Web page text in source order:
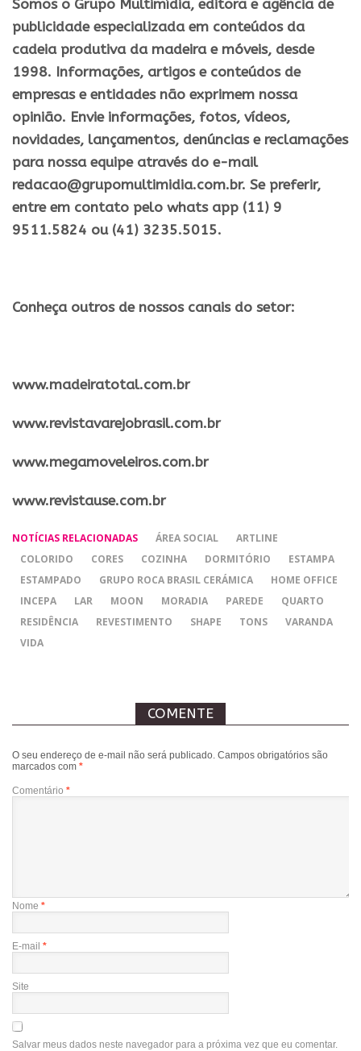
Somos o Grupo Multimídia, editora e agência de
publicidade especializada em conteúdos da
cadeia produtiva da madeira e móveis, desde
1998. Informações, artigos e conteúdos de
empresas e entidades não exprimem nossa
opinião. Envie informações, fotos, vídeos,
novidades, lançamentos, denúncias e reclamações
para nossa equipe através do e-mail
redacao@grupomultimidia.com.br. Se preferir,
entre em contato pelo whats app (11) 9
9511.5824 ou (41) 3235.5015.
Conheça outros de nossos canais do setor:
​www.madeiratotal.com.br
www.revistavarejobrasil.com.br
www.megamoveleiros.com.br
www.revistause.com.br
NOTÍCIAS RELACIONADAS ÁREA SOCIAL
ARTLINE
COLORIDO
CORES COZINHA DORMITÓRIO
ESTAMPA
ESTAMPADO
GRUPO ROCA BRASIL CERÁMICA
HOME OFFICE
INCEPA
LAR MOON MORADIA PAREDE
QUARTO
RESIDÊNCIA
REVESTIMENTO SHAPE TONS
VARANDA
VIDA
COMENTE
O seu endereço de e-mail não será publicado. Campos obrigatórios são
marcados com *
Comentário *
Nome *
E-mail *
Site
Salvar meus dados neste navegador para a próxima vez que eu comentar.